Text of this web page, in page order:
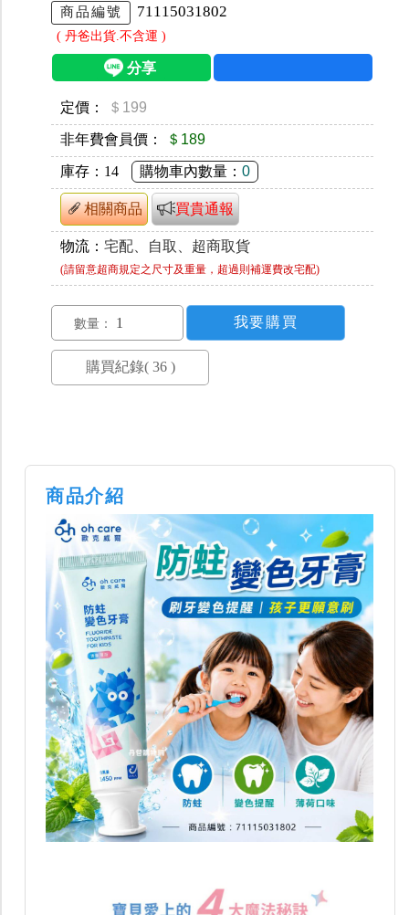
商品編號 71115031802
( 丹爸出貨.不含運 )
定價： ＄199
非年費會員價： ＄189
庫存： 14 購物車內數量： 0
相關商品 買貴通報
物流： 宅配、自取、超商取貨
(請留意超商規定之尺寸及重量，超過則補運費改宅配)
數量：
商品介紹